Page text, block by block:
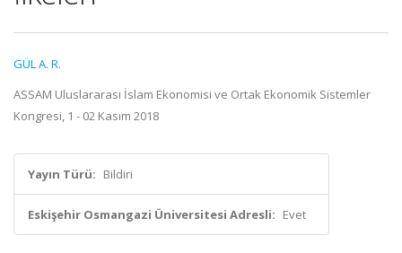
GÜL A. R.
ASSAM Uluslararası İslam Ekonomisi ve Ortak Ekonomik Sistemler
Kongresi, 1 - 02 Kasım 2018
Yayın Türü: Bildiri
Eskişehir Osmangazi Üniversitesi Adresli: Evet